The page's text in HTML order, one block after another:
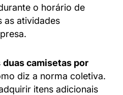
o horário de
as atividades
duas camisetas por
diz a norma coletiva.
itens adicionais